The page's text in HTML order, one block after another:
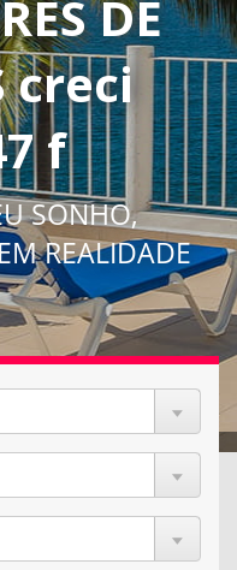
DE
creci
f
SONHO,
REALIDADE